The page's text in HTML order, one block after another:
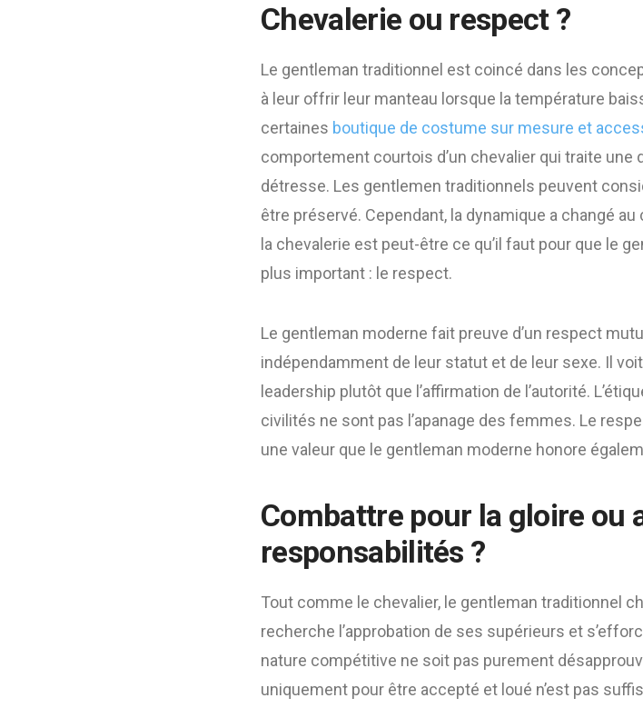
Chevalerie ou respect ?
Le gentleman traditionnel est coincé dans les
à leur offrir leur manteau lorsque la température
certaines boutique de costume sur mesure et
comportement courtois d’un chevalier qui traite
détresse. Les gentlemen traditionnels peuvent
être préservé. Cependant, la dynamique a changé
la chevalerie est peut-être ce qu’il faut pour que le
plus important : le respect.
Le gentleman moderne fait preuve d’un respect
indépendamment de leur statut et de leur sexe. Il
leadership plutôt que l’affirmation de l’autorité.
civilités ne sont pas l’apanage des femmes. Le
une valeur que le gentleman moderne honore
Combattre pour la gloire ou
responsabilités ?
Tout comme le chevalier, le gentleman traditionnel
recherche l’approbation de ses supérieurs et
nature compétitive ne soit pas purement
uniquement pour être accepté et loué n’est pas